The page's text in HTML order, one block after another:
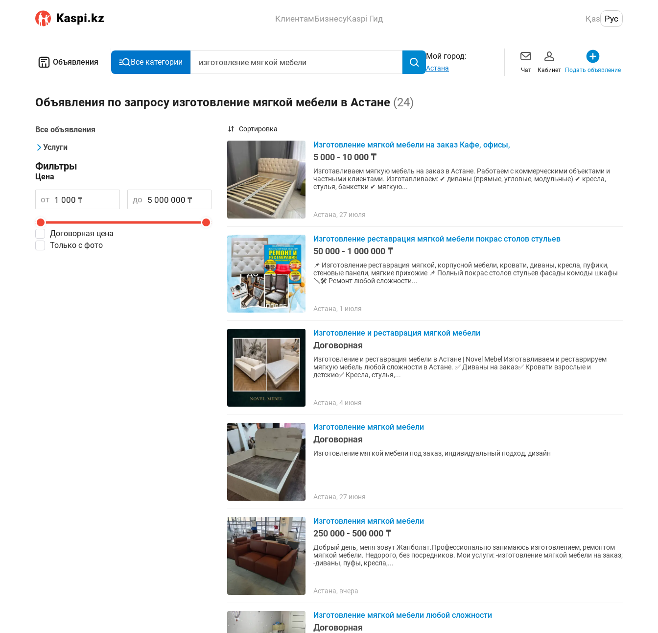
КлиентамБизнесуKaspi Гид Қаз Рус
Объявления Все категории
Мой город:
Астана Чат Кабинет Подать объявление
Объявления по запросу изготовление мягкой мебели в Астане (24)
Все объявления
Услуги
Фильтры
Цена
от до
Договорная цена
Только с фото
Сортировка
Изготовление мягкой мебели на заказ Кафе, офисы,
5 000 - 10 000 ₸
Изготавливаем мягкую мебель на заказ в Астане. Работаем с коммерческими объектами и
частными клиентами. Изготавливаем: ✔ диваны (прямые, угловые, модульные) ✔ кресла,
стулья, банкетки ✔ мягкую...
Астана, 27 июля
Изготовление реставрация мягкой мебели покрас столов стульев
50 000 - 1 000 000 ₸
📌 Изготовление реставрация мягкой, корпусной мебели, кровати, диваны, кресла, пуфики,
стеновые панели, мягкие прихожие 📌 Полный покрас столов стульев фасады комоды шкафы
🪛🛠️ Ремонт любой сложности...
Астана, 1 июля
Изготовление и реставрация мягкой мебели
Договорная
Изготовление и реставрация мебели в Астане | Novel Mebel Изготавливаем и реставрируем
мягкую мебель любой сложности в Астане. ✅ Диваны на заказ✅ Кровати взрослые и
детские✅ Кресла, стулья,...
Астана, 4 июня
Изготовление мягкой мебели
Договорная
Изготовление мягкой мебели под заказ, индивидуальный подход, дизайн
Астана, 27 июня
Изготовления мягкой мебели
250 000 - 500 000 ₸
Добрый день, меня зовут Жанболат.Профессионально занимаюсь изготовлением, ремонтом
мягкой мебели. Недорого, без посредников. Мои услуги: -изготовление мягкой мебели на заказ;
-диваны, пуфы, кресла,...
Астана, вчера
Изготовление мягкой мебели любой сложности
Договорная